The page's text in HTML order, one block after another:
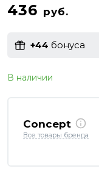
436 руб.
+44 бонуса
В наличии
Concept
Все товары бренда